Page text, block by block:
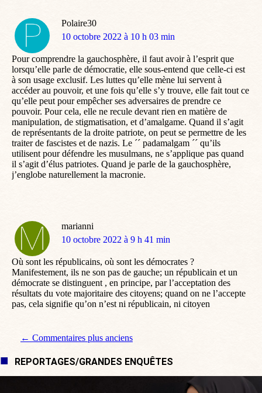
Polaire30
dit
10 octobre 2022 à 10 h 03 min
Pour comprendre la gauchosphère, il faut avoir à l’esprit que
lorsqu’elle parle de démocratie, elle sous-entend que celle-ci est
à son usage exclusif. Les luttes qu’elle mène lui servent à
accéder au pouvoir, et une fois qu’elle s’y trouve, elle fait tout ce
qu’elle peut pour empêcher ses adversaires de prendre ce
pouvoir. Pour cela, elle ne recule devant rien en matière de
manipulation, de stigmatisation, et d’amalgame. Quand il s’agit
de représentants de la droite patriote, on peut se permettre de les
traiter de fascistes et de nazis. Le ´´ padamalgam ´´ qu’ils
utilisent pour défendre les musulmans, ne s’applique pas quand
il s’agit d’élus patriotes. Quand je parle de la gauchosphère,
j’englobe naturellement la macronie.
marianni
dit
10 octobre 2022 à 9 h 41 min
Où sont les républicains, où sont les démocrates ?
Manifestement, ils ne son pas de gauche; un républicain et un
démocrate se distinguent , en principe, par l’acceptation des
résultats du vote majoritaire des citoyens; quand on ne l’accepte
pas, cela signifie qu’on n’est ni républicain, ni citoyen
Navigation de commentaire
← Commentaires plus anciens
REPORTAGES/GRANDES ENQUÊTES